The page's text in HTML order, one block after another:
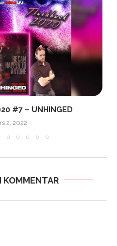
#7 – UNHINGED
2, 2022
KOMMENTAR